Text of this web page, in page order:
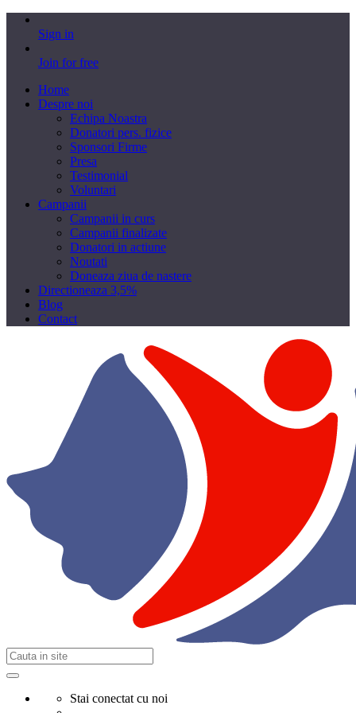
Sign in
Join for free
Home
Despre noi
Echipa Noastra
Donatori pers. fizice
Sponsori Firme
Presa
Testimonial
Voluntari
Campanii
Campanii in curs
Campanii finalizate
Donatori in actiune
Noutati
Doneaza ziua de nastere
Directioneaza 3,5%
Blog
Contact
Stai conectat cu noi